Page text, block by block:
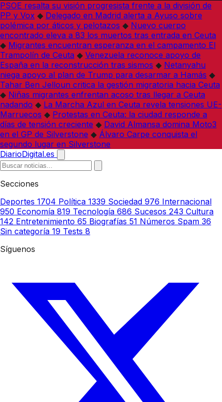
PSOE resalta su visión progresista frente a la división de
PP y Vox ◆ Delegado en Madrid alerta a Ayuso sobre
polémica por áticos y pelotazos ◆ Nuevo cuerpo
encontrado eleva a 83 los muertos tras entrada en Ceuta
◆ Migrantes encuentran esperanza en el campamento El
Trampolín de Ceuta ◆ Venezuela reconoce apoyo de
España en la reconstrucción tras sismos ◆ Netanyahu
niega apoyo al plan de Trump para desarmar a Hamás ◆
Tahar Ben Jelloun critica la gestión migratoria hacia Ceuta
◆ Niñas migrantes enfrentan acoso tras llegar a Ceuta
nadando ◆ La Marcha Azul en Ceuta revela tensiones UE-
Marruecos ◆ Protestas en Ceuta: la ciudad responde a
días de tensión creciente ◆ David Almansa domina Moto3
en el GP de Silverstone ◆ Álvaro Carpe conquista el
segundo lugar en Silverstone
DiarioDigital.es
Secciones
Deportes 1704 Política 1339 Sociedad 976 Internacional
950 Economía 819 Tecnología 686 Sucesos 243 Cultura
142 Entretenimiento 65 Biografías 51 Números Spam 36
Sin categoría 19 Tests 8
Síguenos